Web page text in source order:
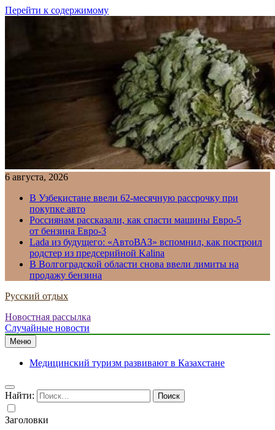
Перейти к содержимому
6 августа, 2026
В Узбекистане ввели 62-месячную рассрочку при
покупке авто
Россиянам рассказали, как спасти машины Евро-5
от бензина Евро-3
Lada из будущего: «АвтоВАЗ» вспомнил, как построил
родстер из предсерийной Kalina
В Волгоградской области снова ввели лимиты на
продажу бензина
Русский отдых
Новостная рассылка
Случайные новости
Меню
Медицинский туризм развивают в Казахстане
Найти:
Заголовки